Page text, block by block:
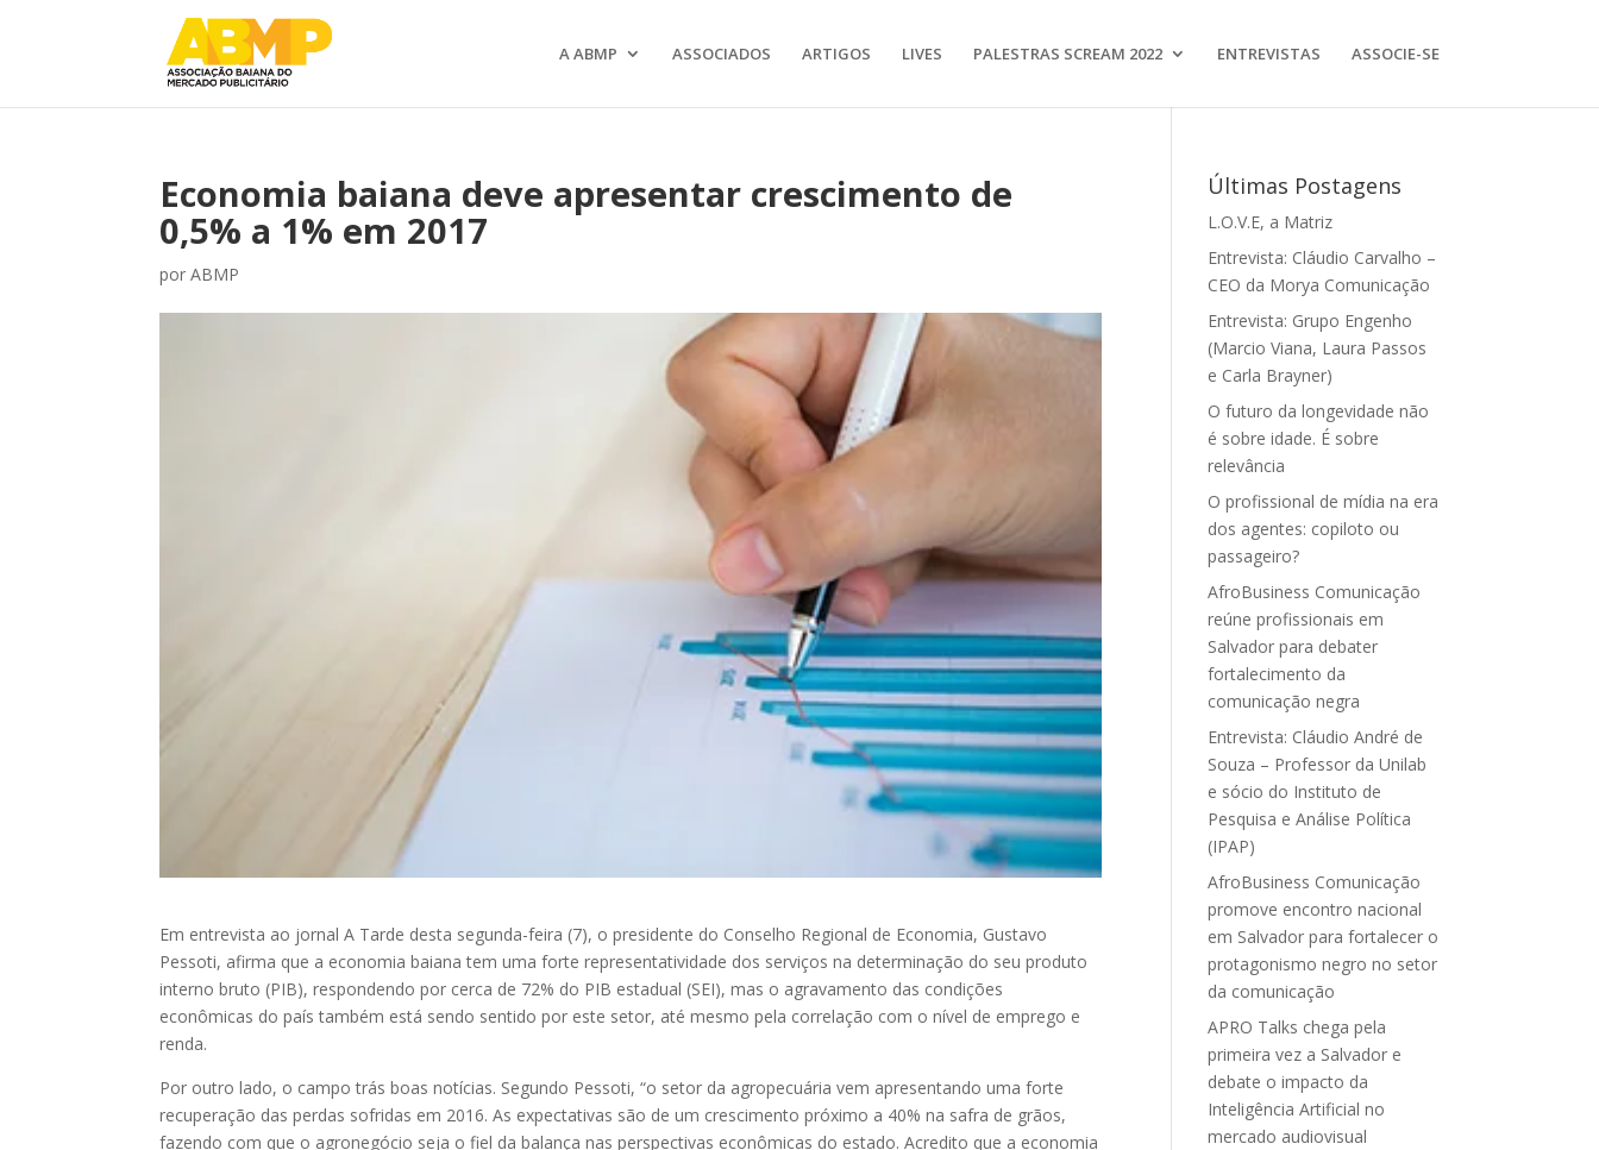
A ABMP ASSOCIADOS ARTIGOS LIVES PALESTRAS SCREAM 2022 ENTREVISTAS ASSOCIE-SE
Economia baiana deve apresentar crescimento de
0,5% a 1% em 2017
porABMP
Em entrevista ao jornal A Tarde desta segunda-feira (7), o presidente do Conselho Regional de Economia, Gustavo
Pessoti, afirma que a economia baiana tem uma forte representatividade dos serviços na determinação do seu produto
interno bruto (PIB), respondendo por cerca de 72% do PIB estadual (SEI), mas o agravamento das condições
econômicas do país também está sendo sentido por este setor, até mesmo pela correlação com o nível de emprego e
renda.
Por outro lado, o campo trás boas notícias. Segundo Pessoti, “o setor da agropecuária vem apresentando uma forte
recuperação das perdas sofridas em 2016. As expectativas são de um crescimento próximo a 40% na safra de grãos,
fazendo com que o agronegócio seja o fiel da balança nas perspectivas econômicas do estado. Acredito que a economia
Últimas Postagens
L.O.V.E, a Matriz
Entrevista: Cláudio Carvalho –
CEO da Morya Comunicação
Entrevista: Grupo Engenho
(Marcio Viana, Laura Passos
e Carla Brayner)
O futuro da longevidade não
é sobre idade. É sobre
relevância
O profissional de mídia na era
dos agentes: copiloto ou
passageiro?
AfroBusiness Comunicação
reúne profissionais em
Salvador para debater
fortalecimento da
comunicação negra
Entrevista: Cláudio André de
Souza – Professor da Unilab
e sócio do Instituto de
Pesquisa e Análise Política
(IPAP)
AfroBusiness Comunicação
promove encontro nacional
em Salvador para fortalecer o
protagonismo negro no setor
da comunicação
APRO Talks chega pela
primeira vez a Salvador e
debate o impacto da
Inteligência Artificial no
mercado audiovisual